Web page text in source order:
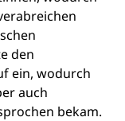
den
ein, wodurch
auch
bekam.